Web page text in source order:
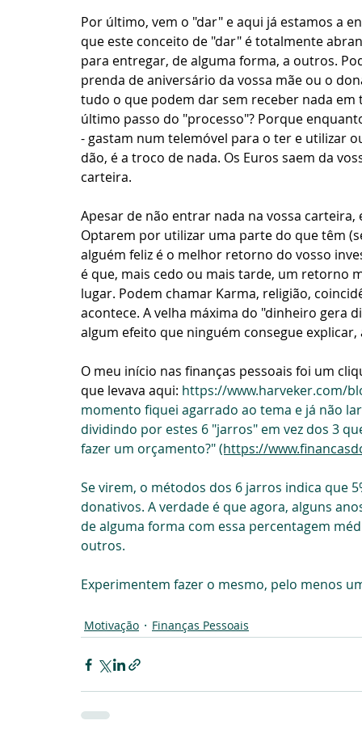
Por último, vem o "dar" e aqui já estamos a
que este conceito de "dar" é totalmente
para entregar, de alguma forma, a outros.
prenda de aniversário da vossa mãe ou o
tudo o que podem dar sem receber nada
último passo do "processo"? Porque
- gastam num telemóvel para o ter e utilizar
dão, é a troco de nada. Os Euros saem da
carteira.
Apesar de não entrar nada na vossa
Optarem por utilizar uma parte do que têm
alguém feliz é o melhor retorno do vosso
é que, mais cedo ou mais tarde, um retorno
lugar. Podem chamar Karma, religião,
acontece. A velha máxima do "dinheiro gera
algum efeito que ninguém consegue
O meu início nas finanças pessoais foi um
que levava aqui: https://www.harveker.com/
momento fiquei agarrado ao tema e já não
dividindo por estes 6 "jarros" em vez dos 3
fazer um orçamento?" (https://
Se virem, o métodos dos 6 jarros indica que
donativos. A verdade é que agora, alguns
de alguma forma com essa percentagem
outros.
Experimentem fazer o mesmo, pelo menos
Motivação Finanças Pessoais